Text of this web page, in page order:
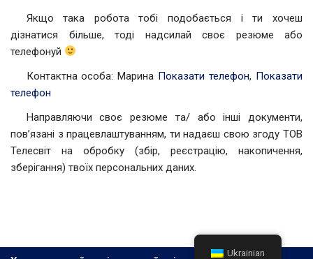
Якщо така робота тобі подобається і ти хочеш
дізнатися більше, тоді надсилай своє резюме або
телефонуй
Контактна особа: Марина Показати телефон, Показати
телефон
Направляючи своє резюме та/ або інші документи,
пов’язані з працевлаштуванням, ти надаєш свою згоду ТОВ
Телесвіт на обробку (збір, реєстрацію, накопичення,
зберігання) твоїх персональних даних.
Ukrainian